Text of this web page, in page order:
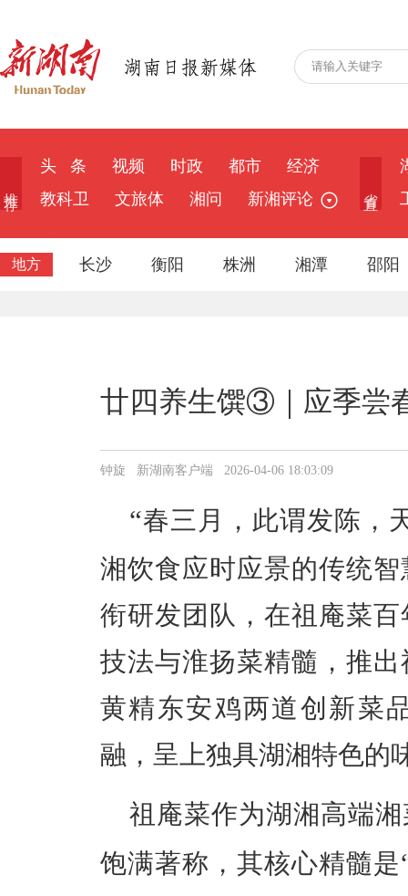
头 条 视频 时政 都市
经济
教科卫
文旅体 湘问 新湘评论
地方 长沙 衡阳 株洲 湘潭 邵阳
廿四养生馔③｜应季尝
钟旋 新湖南客户端 2026-04-06 18:03:09
“春三月，此谓发陈，
湘饮食应时应景的传统
衔研发团队 ，在祖庵菜
技法与淮扬菜精髓，推
黄精东安鸡两道创新菜
融，呈上独具湖湘特色的
祖庵菜作为湖湘高端
饱满著称，其核心精髓是